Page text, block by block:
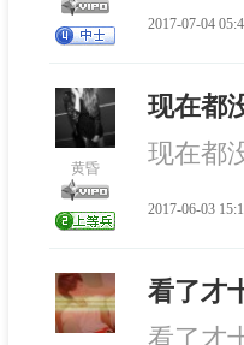
2017-07-04
黄昏
现在都
现在都
2017-06-03
看了才
看了才